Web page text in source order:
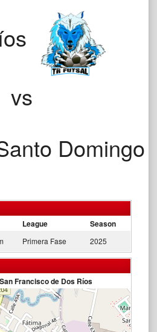
vs
Domingo
League Season
Primera Fase 2025
Francisco de Dos Ríos